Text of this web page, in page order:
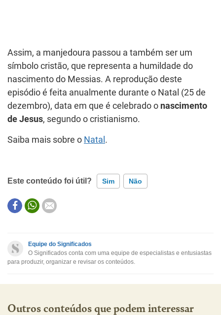
Assim, a manjedoura passou a também ser um
símbolo cristão, que representa a humildade do
nascimento do Messias. A reprodução deste
episódio é feita anualmente durante o Natal (25 de
dezembro), data em que é celebrado o nascimento
de Jesus, segundo o cristianismo.
Saiba mais sobre o Natal .
Este conteúdo foi útil? Sim Não
Este conteúdo não tem a informação que procuro
Outro
Equipe do Significados
O Significados conta com uma equipe de especialistas e entusiastas
para produzir, organizar e revisar os conteúdos.
Outros conteúdos que podem interessar